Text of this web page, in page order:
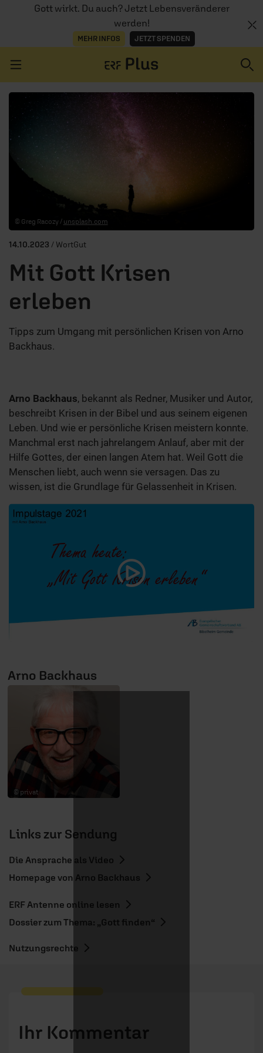
Gott wirkt. Du auch? Jetzt Lebensveränderer
werden!
MEHR INFOS JETZT SPENDEN
ERZÄHL MAL
AUDIOTHEK
PROGRAMM
© Greg Racozy / unsplash.com
14.10.2023 / WortGut
Mit Gott Krisen
erleben
Tipps zum Umgang mit persönlichen Krisen von Arno
Backhaus.
Arno Backhaus, bekannt als Redner, Musiker und Autor,
beschreibt Krisen in der Bibel und aus seinem eigenen
Leben. Und wie er persönliche Krisen meistern konnte.
Manchmal erst nach jahrelangem Anlauf, aber mit der
Hilfe Gottes, der einen langen Atem hat. Weil Gott die
Menschen liebt, auch wenn sie versagen. Das zu
wissen, ist die Grundlage für Gelassenheit in Krisen.
Arno Backhaus
© privat
Links zur Sendung
Die Ansprache als Video
Homepage von Arno Backhaus
ERF Antenne online lesen
Dossier zum Thema: „Gott finden“
Nutzungsrechte
Ihr Kommentar